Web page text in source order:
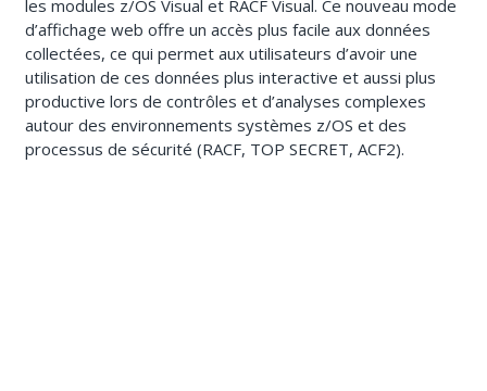
les modules z/OS Visual et RACF Visual. Ce nouveau mode
d’affichage web offre un accès plus facile aux données
collectées, ce qui permet aux utilisateurs d’avoir une
utilisation de ces données plus interactive et aussi plus
productive lors de contrôles et d’analyses complexes
autour des environnements systèmes z/OS et des
processus de sécurité (RACF, TOP SECRET, ACF2).